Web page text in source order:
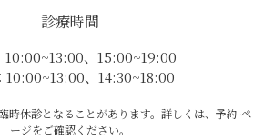
診療時間
10:00~13:00、15:00~19:00
10:00~13:00、14:30~18:00
時休診となることがあります。詳しくは、予約 ペ
ージをご確認ください。